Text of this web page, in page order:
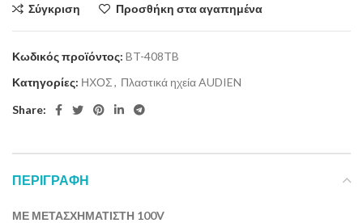
Σύγκριση
Προσθήκη στα αγαπημένα
Κωδικός προϊόντος: BT-408TB
Κατηγορίες: ΗΧΟΣ, Πλαστικά ηχεία AUDIEN
Share:
ΠΕΡΙΓΡΑΦΉ
ΜΕ ΜΕΤΑΣΧΗΜΑΤΙΣΤΗ 100V